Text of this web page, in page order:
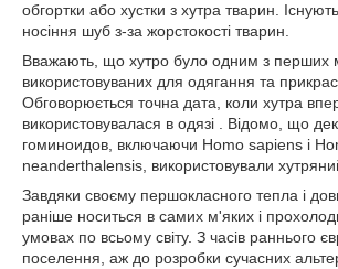
обгортки або хустки з хутра тварин.
носіння шуб з-за жорстокості тварин.
Вважають, що хутро було одним з перших
використовуваних для одягання та
Обговорюється точна дата, коли хутра
використовувалася в одязі . Відомо, що
гоминоидов, включаючи Homo sapiens і
neanderthalensis, використовували
Завдяки своєму першокласного тепла і
раніше носиться в самих м'яких і
умовах по всьому світу. З часів раннього
поселення, аж до розробки сучасних